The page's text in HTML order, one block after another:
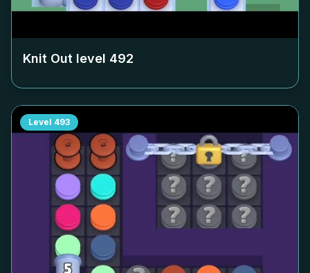
Knit Out level 492
Level 493